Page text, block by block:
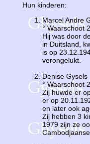
Hun kinderen:
Marcel Andre
° Waarschoot
Hij was door
in Duitsland,
is op
verongelukt.
Denise Gysels
° Waarschoot
Zij huwde er
er op
en later ook
Zij hebben 3
1979 zijn ze